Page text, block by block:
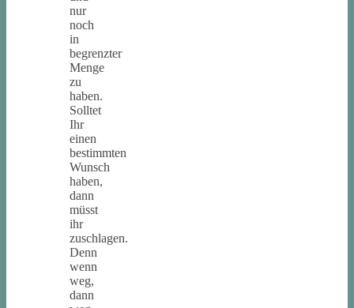
nur
noch
in
begrenzter
Menge
zu
haben.
Solltet
Ihr
einen
bestimmten
Wunsch
haben,
dann
müsst
ihr
zuschlagen.
Denn
wenn
weg,
dann